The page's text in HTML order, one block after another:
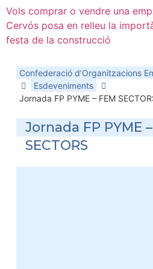
Vols comprar o vendre una
Cervós posa en relleu la
festa de la construcció
Confederació d’Organitzacions
Esdeveniments
Jornada FP PYME – FEM
Jornada FP PYME
SECTORS